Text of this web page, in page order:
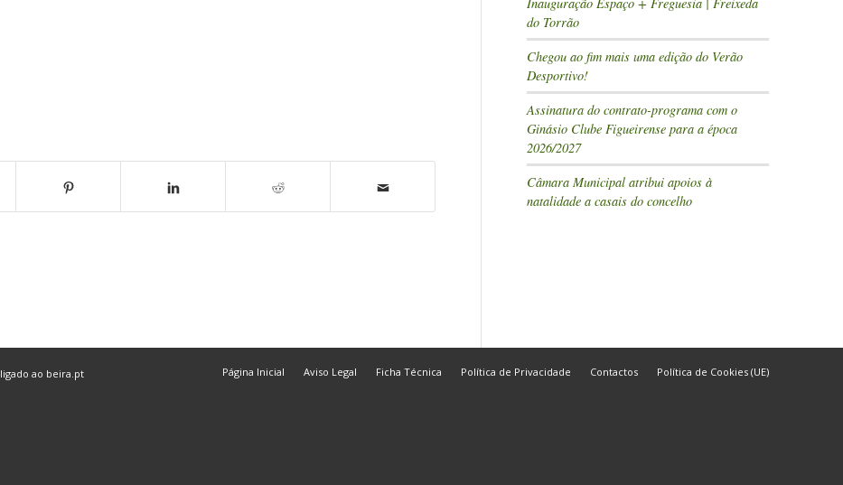
do Torrão
Chegou ao fim mais uma edição do Verão
Desportivo!
Assinatura do contrato-programa com o
Ginásio Clube Figueirense para a época
2026/2027
Câmara Municipal atribui apoios à
natalidade a casais do concelho
ligado ao beira.pt Página Inicial Aviso Legal Ficha Técnica Política de Privacidade Contactos Política de Cookies (UE)